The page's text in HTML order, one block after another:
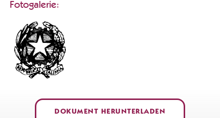
Fotogalerie:
DOKUMENT HERUNTERLADEN